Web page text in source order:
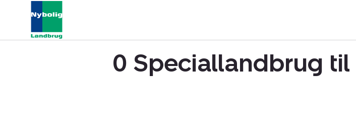
0 Speciallandbrug